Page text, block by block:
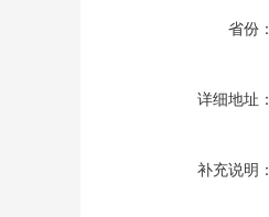
省份：
详细地址：
补充说明：